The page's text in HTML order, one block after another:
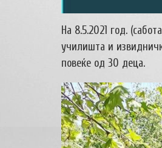
На 8.5.2021 год.
училишта и
повеќе од 30 деца.